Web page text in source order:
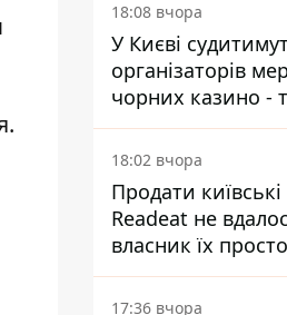
18:08 вчора
У Києві
організаторів
чорних казино -
закладів
18:02 вчора
Продати київські
Readeat не
власник їх
17:36 вчора